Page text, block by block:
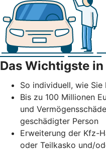
Das Wichtigste
So individuell, wie Sie
Bis zu 100 Millionen
und
geschädigter Person
Erweiterung der Kfz-
oder Teilkasko und/